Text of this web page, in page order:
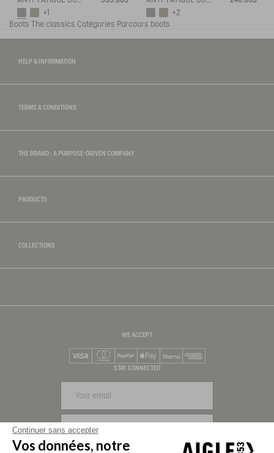
+1
+2
Boots The classics Catégories Parcours boots
HELP & INFORMATION
TERMS & CONDITIONS
THE BRAND : A PURPOSE-DRIVEN COMPANY
PRODUCTS
COLLECTIONS
WE ACCEPT
Mastercard
PayPalApple Pay
STAY CONNECTED
Continuer sans accepter
Vos données, notre